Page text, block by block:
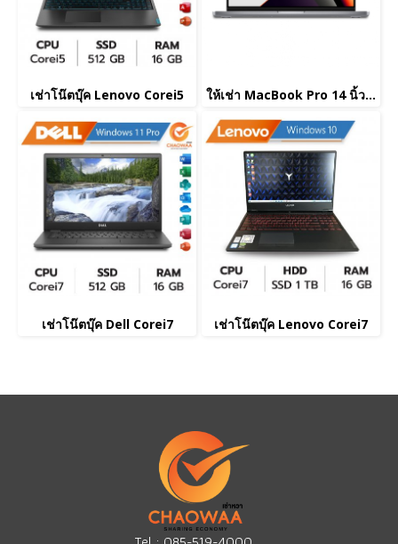
เช่าโน๊ตบุ๊ค Lenovo Corei5 ให้เช่า MacBook Pro 14 นิ้ว Apple M1 Pro
เช่าโน๊ตบุ๊ค Dell Corei7 เช่าโน๊ตบุ๊ค Lenovo Corei7